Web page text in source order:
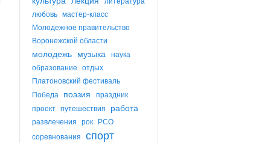
любовь мастер-класс
Молодежное правительство
Воронежской области
молодежь музыка наука
образование отдых
Платоновский фестиваль
Победа поэзия праздник
проект путешествия работа
развлечения рок РСО
соревнования спорт